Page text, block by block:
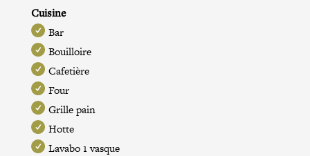
Cuisine
Bar
Bouilloire
Cafetière
Four
Grille pain
Hotte
Lavabo 1 vasque